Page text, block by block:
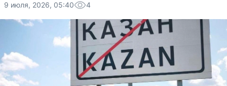
9 июля, 2026, 05:40 4